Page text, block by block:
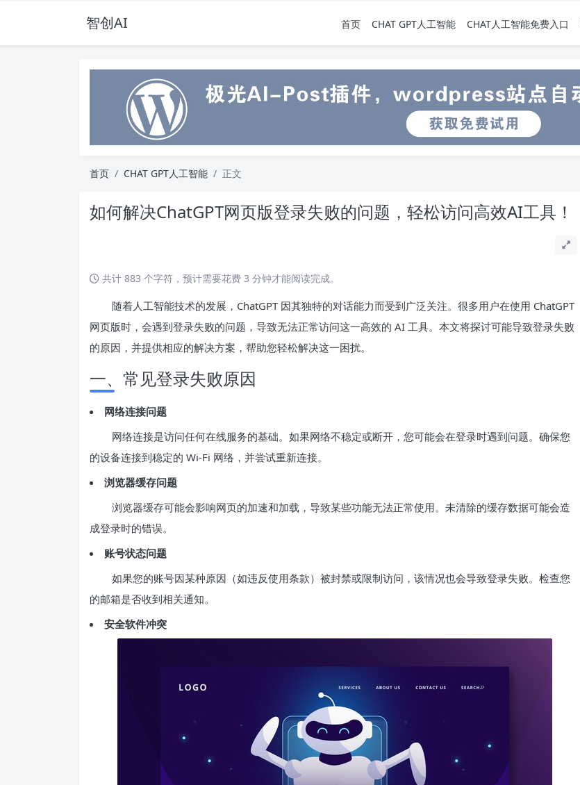
智创AI 首页 CHAT GPT人工智能 CHAT人工智能免费入口
首页 CHAT GPT人工智能 正文
如何解决ChatGPT网页版登录失败的问题，轻松访问高效AI工具！
共计 883 个字符，预计需要花费 3 分钟才能阅读完成。
随着人工智能技术的发展，ChatGPT 因其独特的对话能力而受到广泛关注。很多用户在使用 ChatGPT
网页版时，会遇到登录失败的问题，导致无法正常访问这一高效的 AI 工具。本文将探讨可能导致登录失败
的原因，并提供相应的解决方案，帮助您轻松解决这一困扰。
一、常见登录失败原因
网络连接问题
网络连接是访问任何在线服务的基础。如果网络不稳定或断开，您可能会在登录时遇到问题。确保您
的设备连接到稳定的 Wi-Fi 网络，并尝试重新连接。
浏览器缓存问题
浏览器缓存可能会影响网页的加速和加载，导致某些功能无法正常使用。未清除的缓存数据可能会造
成登录时的错误。
账号状态问题
如果您的账号因某种原因（如违反使用条款）被封禁或限制访问，该情况也会导致登录失败。检查您
的邮箱是否收到相关通知。
安全软件冲突